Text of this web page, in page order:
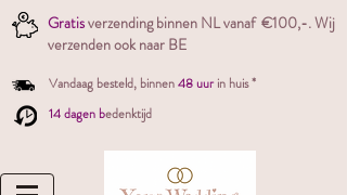
Gratisverzending binnen NL vanaf €100,-. Wij
verzenden ook naar BE
Vandaag besteld, binnen48 uur in huis *
14 dagen bedenktijd